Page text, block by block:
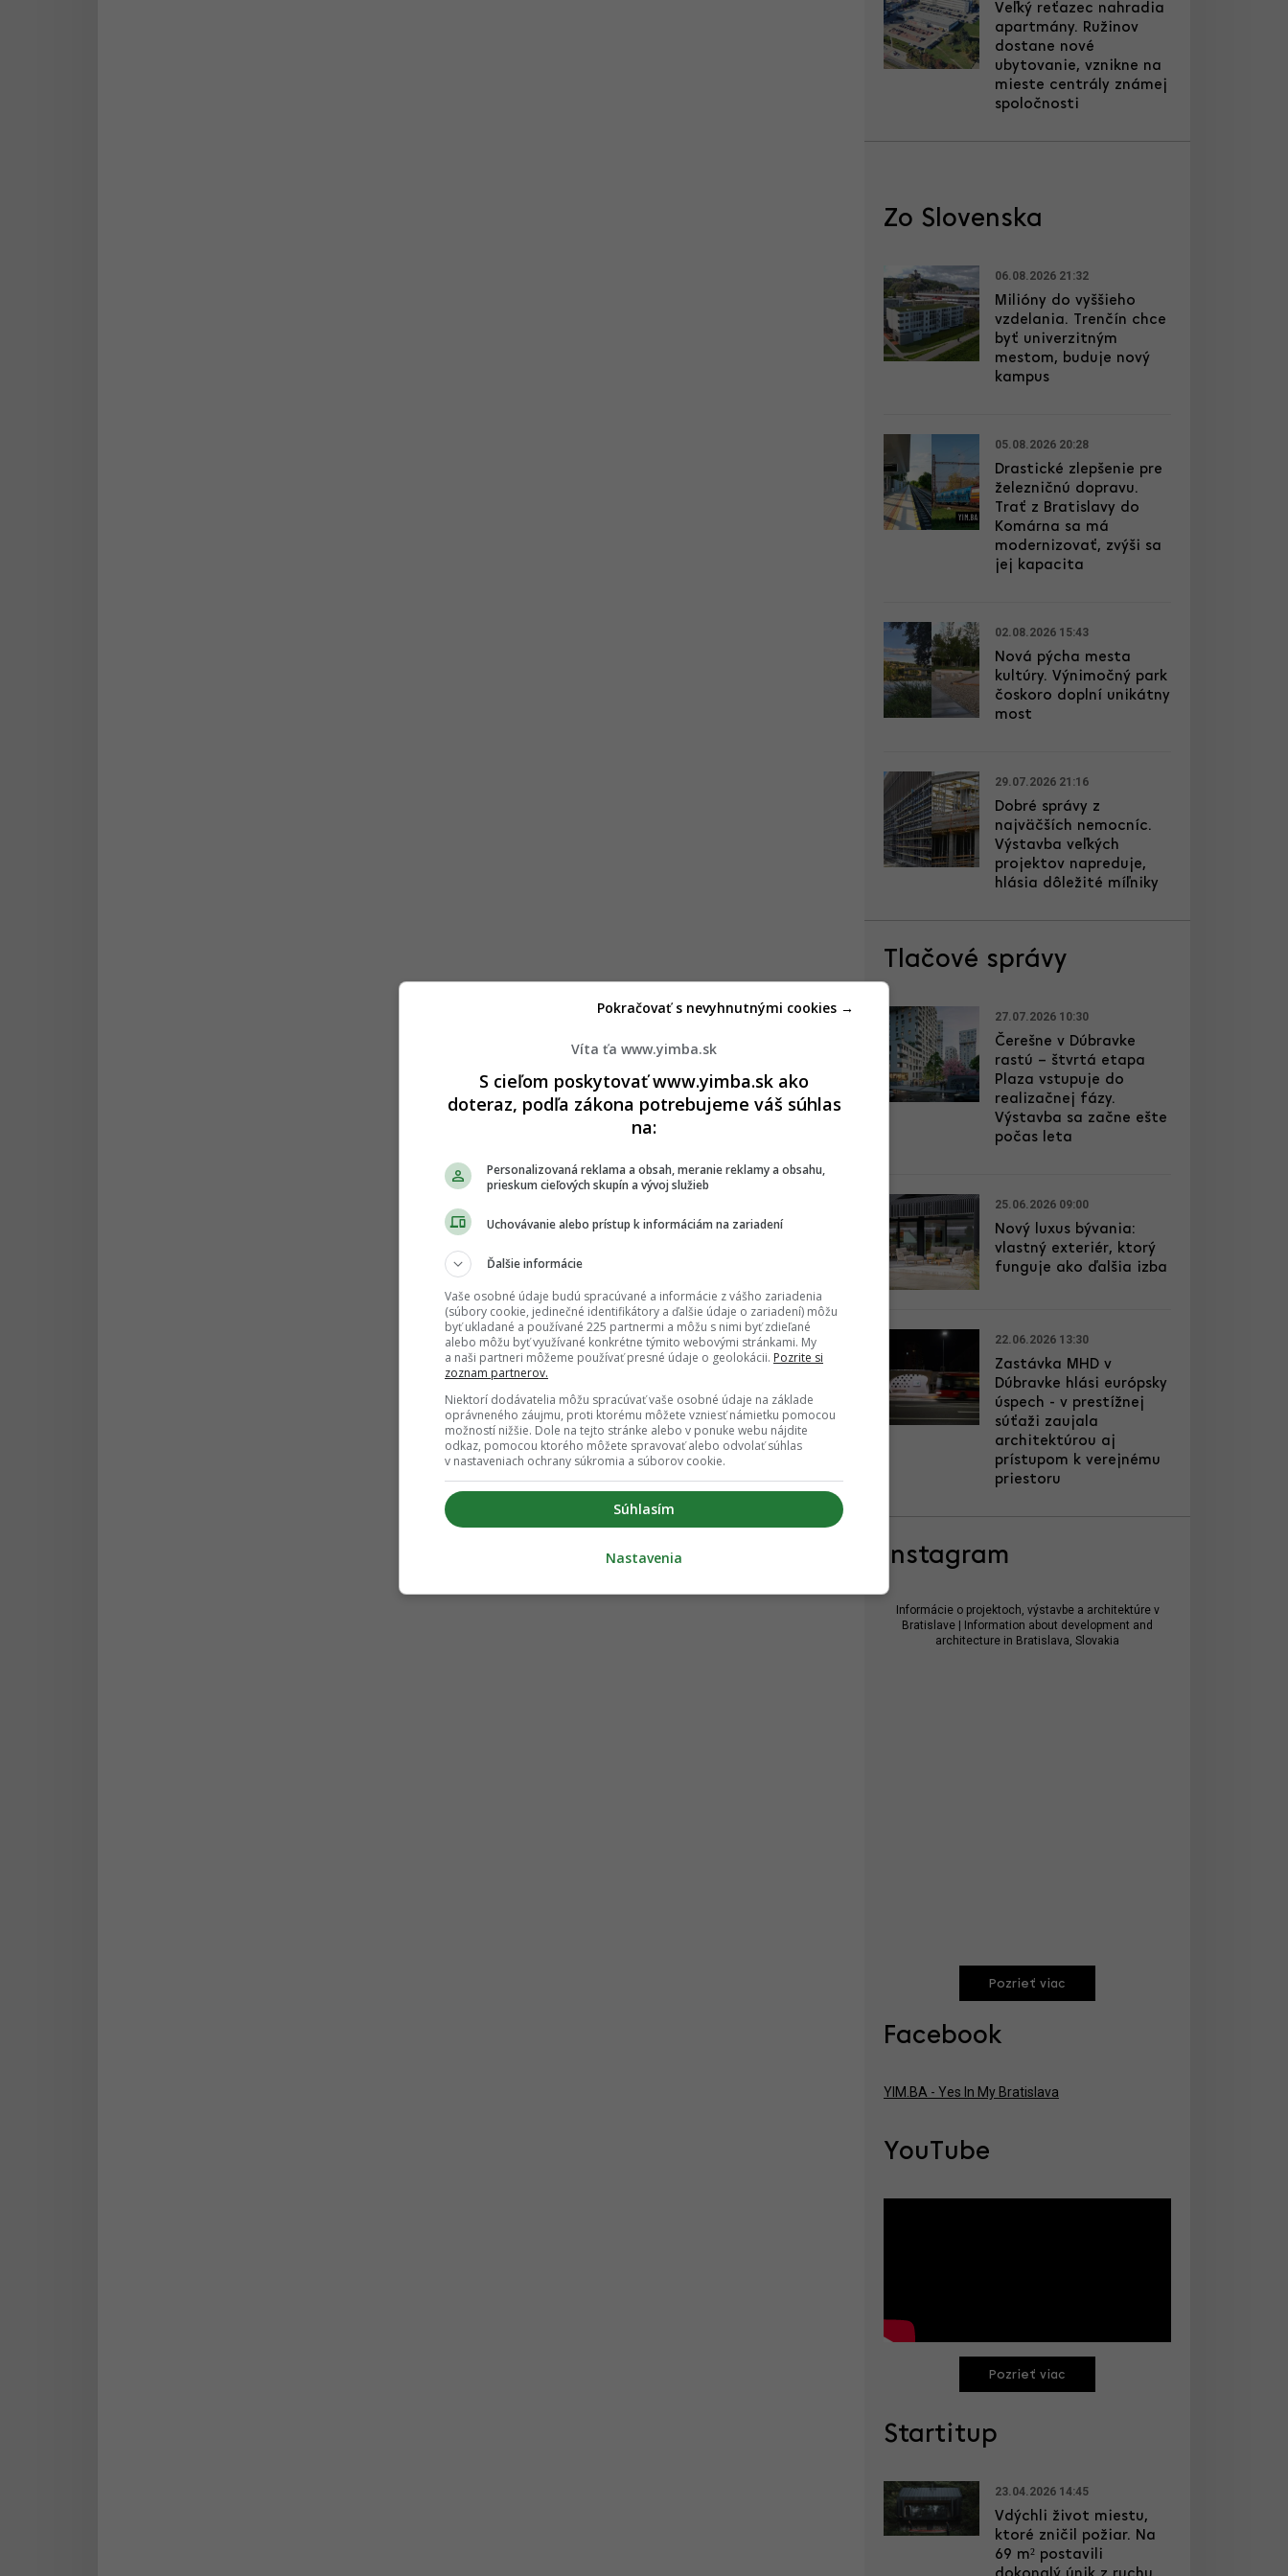
Veľký reťazec nahradia
apartmány. Ružinov
dostane nové
ubytovanie, vznikne na
mieste centrály známej
spoločnosti
Zo Slovenska
06.08.2026 21:32
Milióny do vyššieho
vzdelania. Trenčín chce
byť univerzitným
mestom, buduje nový
kampus
05.08.2026 20:28
Drastické zlepšenie pre
železničnú dopravu.
Trať z Bratislavy do
Komárna sa má
modernizovať, zvýši sa
jej kapacita
02.08.2026 15:43
Nová pýcha mesta
kultúry. Výnimočný park
čoskoro doplní unikátny
most
29.07.2026 21:16
Dobré správy z
najväčších nemocníc.
Výstavba veľkých
projektov napreduje,
hlásia dôležité míľniky
Tlačové správy
27.07.2026 10:30
Čerešne v Dúbravke
rastú – štvrtá etapa
Plaza vstupuje do
realizačnej fázy.
Výstavba sa začne ešte
počas leta
25.06.2026 09:00
Nový luxus bývania:
vlastný exteriér, ktorý
funguje ako ďalšia izba
22.06.2026 13:30
Zastávka MHD v
Dúbravke hlási európsky
úspech - v prestížnej
súťaži zaujala
architektúrou aj
prístupom k verejnému
priestoru
Instagram
Informácie o projektoch, výstavbe a architektúre v
Bratislave | Information about development and
architecture in Bratislava, Slovakia
Pozrieť viac
Facebook
YIM.BA - Yes In My Bratislava
YouTube
Pozrieť viac
Startitup
23.04.2026 14:45
Vdýchli život miestu,
ktoré zničil požiar. Na
69 m² postavili
Víta ťa www.yimba.sk
S cieľom poskytovať www.yimba.sk ako
doteraz, podľa zákona potrebujeme váš súhlas
na:
Personalizovaná reklama a obsah, meranie reklamy a obsahu,
prieskum cieľových skupín a vývoj služieb
Uchovávanie alebo prístup k informáciám na zariadení
Ďalšie informácie
Vaše osobné údaje budú spracúvané a informácie z vášho zariadenia
(súbory cookie, jedinečné identifikátory a ďalšie údaje o zariadení) môžu
byť ukladané a používané 225 partnermi a môžu s nimi byť zdieľané
alebo môžu byť využívané konkrétne týmito webovými stránkami. My
a naši partneri môžeme používať presné údaje o geolokácii. Pozrite si
zoznam partnerov.
Niektorí dodávatelia môžu spracúvať vaše osobné údaje na základe
oprávneného záujmu, proti ktorému môžete vzniesť námietku pomocou
možností nižšie. Dole na tejto stránke alebo v ponuke webu nájdite
odkaz, pomocou ktorého môžete spravovať alebo odvolať súhlas
v nastaveniach ochrany súkromia a súborov cookie.
Súhlasím
Pokračovať s nevyhnutnými cookies →
Nastavenia